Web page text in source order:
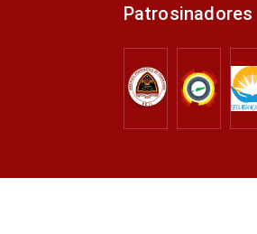
Patrosinadores